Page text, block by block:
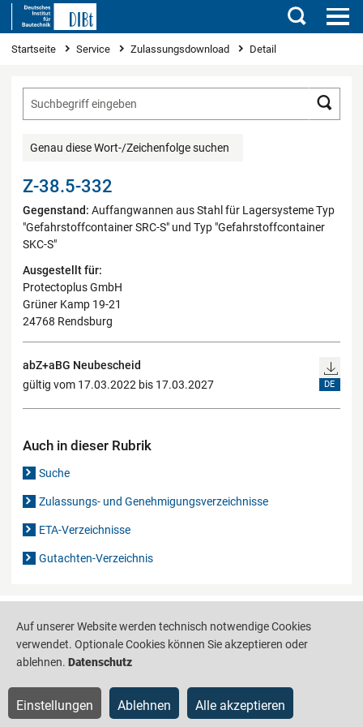
Suchen
Sie sind hier
Startseite Service Zulassungsdownload Detail
Genau diese Wort-/Zeichenfolge suchen
Z-38.5-332
Gegenstand: Auffangwannen aus Stahl für Lagersysteme Typ
"Gefahrstoffcontainer SRC-S" und Typ "Gefahrstoffcontainer
SKC-S"
Ausgestellt für:
Protectoplus GmbH
Grüner Kamp 19-21
24768 Rendsburg
abZ+aBG Neubescheid
gültig vom 17.03.2022 bis 17.03.2027
DE
Auch in dieser Rubrik
Suche
Zulassungs- und Genehmigungsverzeichnisse
ETA-Verzeichnisse
Gutachten-Verzeichnis
Barrierefreiheit Datenschutz Impressum Sitemap
Auf unserer Website werden technisch notwendige Cookies
verwendet. Optionale Cookies können Sie akzeptieren oder
ablehnen. Datenschutz
Einstellungen Ablehnen Alle akzeptieren